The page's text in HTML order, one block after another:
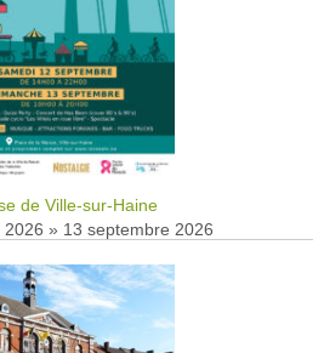
de Ville-sur-Haine
2026 » 13 septembre 2026